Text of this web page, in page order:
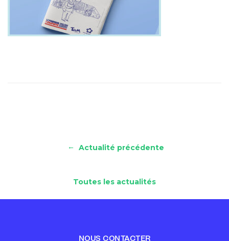
← Actualité précédente
Toutes les actualités
NOUS CONTACTER